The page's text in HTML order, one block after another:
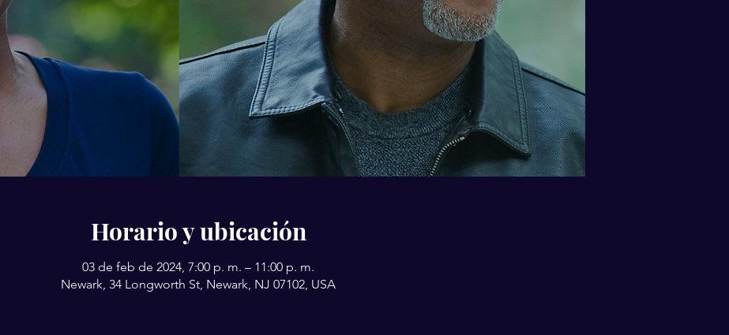
Horario y ubicación
03 de feb de 2024, 7:00 p. m. – 11:00 p. m.
Newark, 34 Longworth St, Newark, NJ 07102, USA